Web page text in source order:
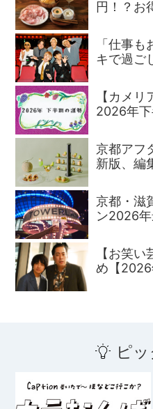
円！？お
「仕事
キで過ご
【カメリ
2026年下
京都アフ
新版、編
京都・滋
ン2026
【お笑
め【2026
ピ